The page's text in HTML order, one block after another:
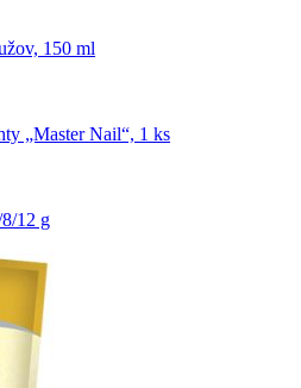
150 ml
„Master Nail“, 1 ks
12 g